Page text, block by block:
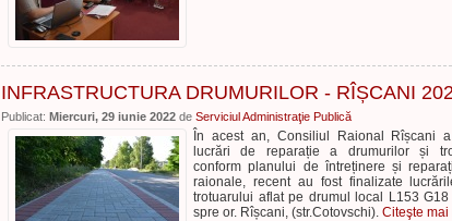
INFRASTRUCTURA DRUMURILOR - RÎȘCANI
Publicat: Miercuri, 29 iunie 2022 de Serviciul Administraţie Publică
În acest an, Consiliul Raional Rîșcani
lucrări de reparație a drumurilor și
conform planului de întreținere și
raionale, recent au fost finalizate
trotuarului aflat pe drumul local L153
spre or. Rîșcani, (str.Cotovschi). Citeşte mai